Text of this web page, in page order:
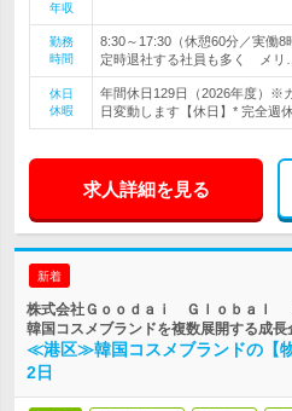
年収
勤務
時間
8:30～17:30（休憩60分／実働
定時退社する社員も多く メリ…
休日
休暇
年間休日129日（2026年度）※
日変動します【休日】* 完全週
求人詳細を見る
新着
株式会社Ｇｏｏｄａｉ Ｇｌｏｂａｌ
韓国コスメブランドを複数展開する成長
≪港区≫韓国コスメブランドの【
2日